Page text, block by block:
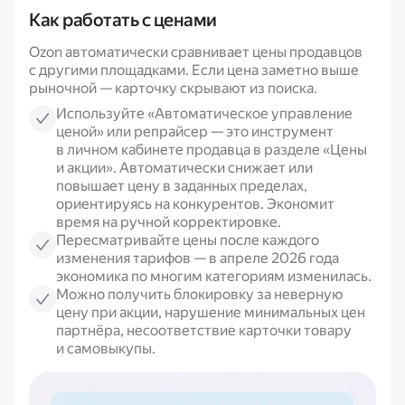
Как работать с ценами
Ozon автоматически сравнивает цены продавцов
с другими площадками. Если цена заметно выше
рыночной — карточку скрывают из поиска.
Используйте «Автоматическое управление
ценой» или репрайсер — это инструмент
в личном кабинете продавца в разделе «Цены
и акции». Автоматически снижает или
повышает цену в заданных пределах,
ориентируясь на конкурентов. Экономит
время на ручной корректировке.
Пересматривайте цены после каждого
изменения тарифов — в апреле 2026 года
экономика по многим категориям изменилась.
Можно получить блокировку за неверную
цену при акции, нарушение минимальных цен
партнёра, несоответствие карточки товару
и самовыкупы.